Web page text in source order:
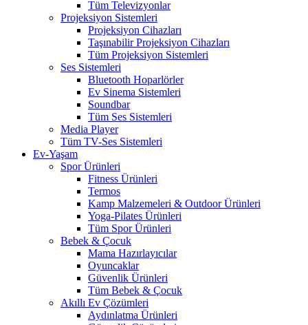
Tüm Televizyonlar
Projeksiyon Sistemleri
Projeksiyon Cihazları
Taşınabilir Projeksiyon Cihazları
Tüm Projeksiyon Sistemleri
Ses Sistemleri
Bluetooth Hoparlörler
Ev Sinema Sistemleri
Soundbar
Tüm Ses Sistemleri
Media Player
Tüm TV-Ses Sistemleri
Ev-Yaşam
Spor Ürünleri
Fitness Ürünleri
Termos
Kamp Malzemeleri & Outdoor Ürünleri
Yoga-Pilates Ürünleri
Tüm Spor Ürünleri
Bebek & Çocuk
Mama Hazırlayıcılar
Oyuncaklar
Güvenlik Ürünleri
Tüm Bebek & Çocuk
Akıllı Ev Çözümleri
Aydınlatma Ürünleri